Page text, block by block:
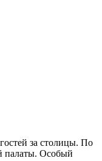
за столицы. По
палаты. Особый